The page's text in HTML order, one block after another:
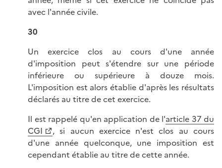
avec l'année civile.
30
Un exercice clos au cours d'une année
d'imposition peut s'étendre sur une période
inférieure ou supérieure à douze mois.
L'imposition est alors établie d'après les résultats
déclarés au titre de cet exercice.
Il est rappelé qu'en application de l'article 37 du
CGI
, si aucun exercice n'est clos au cours
d'une année quelconque, une imposition est
cependant établie au titre de cette année.